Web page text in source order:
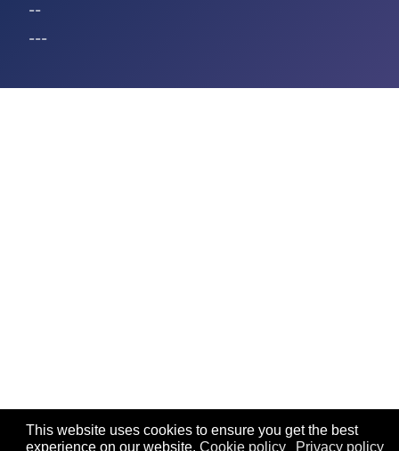
This website uses cookies to ensure you get the best
experience on our website. Cookie policy Privacy policy
--
---